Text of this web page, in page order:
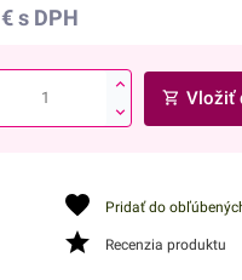
€s DPH
Vložiť
Pridať do
Recenzia produktu